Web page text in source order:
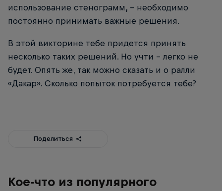
использование стенограмм, – необходимо
постоянно принимать важные решения.
В этой викторине тебе придется принять
несколько таких решений. Но учти – легко не
будет. Опять же, так можно сказать и о ралли
«Дакар». Сколько попыток потребуется тебе?
Поделиться
Кое-что из популярного